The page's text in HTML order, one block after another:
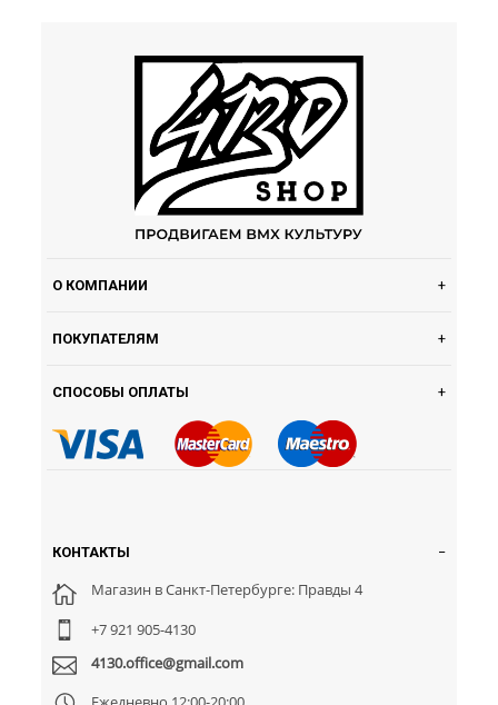
О КОМПАНИИ
ПОКУПАТЕЛЯМ
СПОСОБЫ ОПЛАТЫ
КОНТАКТЫ
Магазин в Санкт-Петербурге: Правды 4
+7 921 905-4130
4130.office@gmail.com